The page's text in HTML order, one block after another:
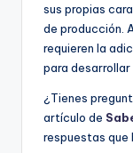
sus propias
de producción.
requieren la
para
¿Tienes
artículo de
respuestas que